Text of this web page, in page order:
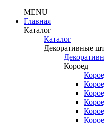
MENU
Главная
Каталог
Каталог
Декоративные
Короед